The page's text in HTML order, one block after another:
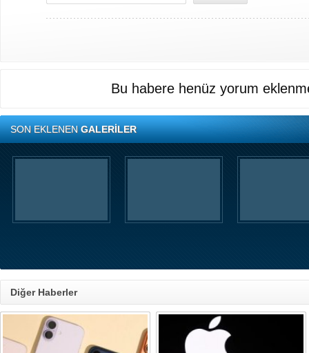
Bu habere henüz yorum
SON EKLENENGALERİLER
Diğer Haberler